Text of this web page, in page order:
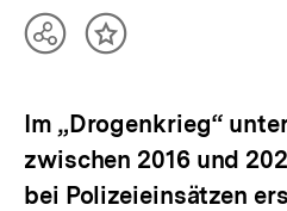
TeilenInhalt
Im „Drogenkrieg“
zwischen 2016 und
bei Polizeieinsätzen